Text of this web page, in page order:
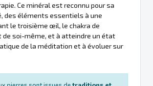
Ce minéral est reconnu pour sa
des éléments essentiels à une
le troisième œil, le chakra de
de soi-même, et à atteindre un état
de la méditation et à évoluer sur